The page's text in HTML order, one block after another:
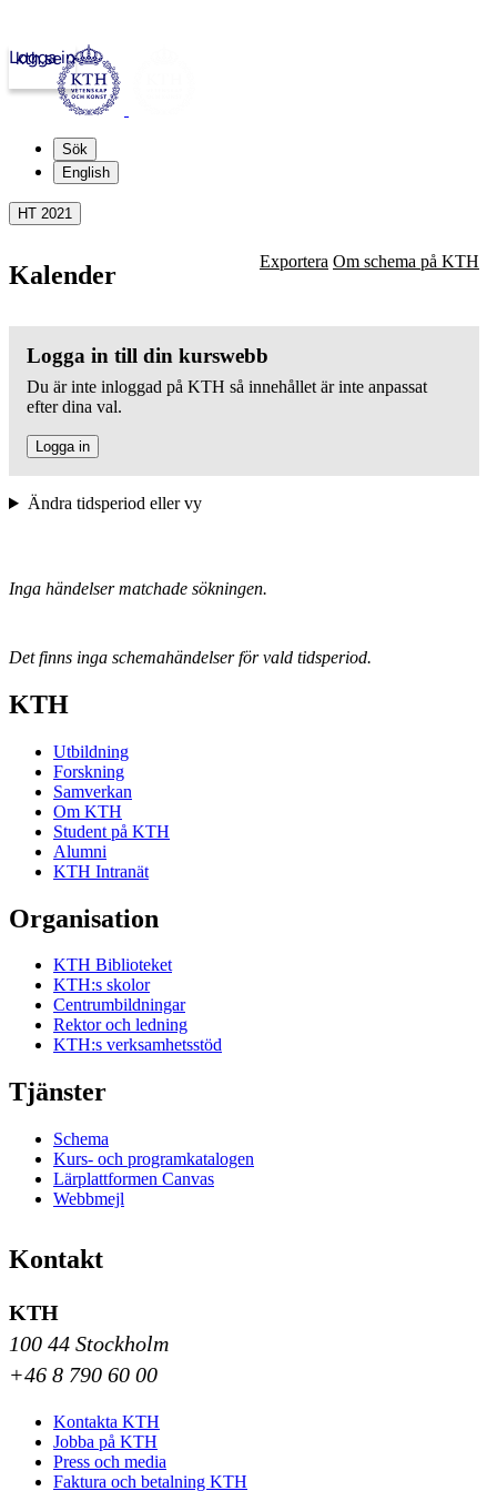
kth.se
Logga in
Sök
English
HT 2021
Kalender Exportera Om schema på KTH
Logga in till din kurswebb
Du är inte inloggad på KTH så innehållet är inte anpassat
efter dina val.
Logga in
Ändra tidsperiod eller vy
Inga händelser matchade sökningen.
Det finns inga schemahändelser för vald tidsperiod.
KTH
Utbildning
Forskning
Samverkan
Om KTH
Student på KTH
Alumni
KTH Intranät
Organisation
KTH Biblioteket
KTH:s skolor
Centrumbildningar
Rektor och ledning
KTH:s verksamhetsstöd
Tjänster
Schema
Kurs- och programkatalogen
Lärplattformen Canvas
Webbmejl
Kontakt
KTH
100 44 Stockholm
+46 8 790 60 00
Kontakta KTH
Jobba på KTH
Press och media
Faktura och betalning KTH